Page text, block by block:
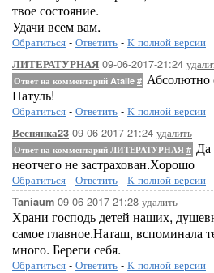
твое состояние.
Удачи всем вам.
Обратиться - Ответить - К полной версии
ЛИТЕРАТУРНАЯ 09-06-2017-21:24
Ответ на комментарий Atalie # Абсолютно
Натуль!
Обратиться - Ответить - К полной версии
Веснянка23 09-06-2017-21:24 удалить
Ответ на комментарий ЛИТЕРАТУРНАЯ # Да
неотчего не застрахован.Хорошо
Обратиться - Ответить - К полной версии
Taniaum 09-06-2017-21:28 удалить
Храни господь детей наших,
самое главное.Наташ, вспоминала
много. Береги себя.
Обратиться - Ответить - К полной версии